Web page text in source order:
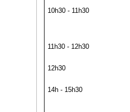
10h30 - 11h30
11h30 - 12h30
12h30
14h - 15h30